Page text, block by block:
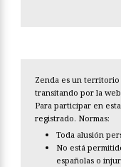
Zenda es un territorio
transitando por la
Para participar en
registrado. Normas:
Toda alusión
No está
españolas o